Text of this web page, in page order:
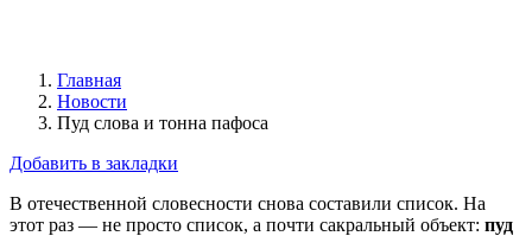
Главная
Новости
Пуд слова и тонна пафоса
Добавить в закладки
В отечественной словесности снова составили список. На
этот раз — не просто список, а почти сакральный объект: пуд